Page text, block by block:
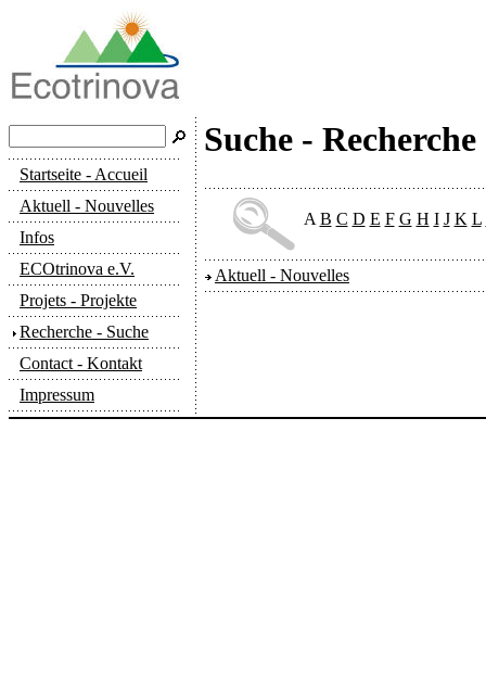
Startseite - Accueil
Aktuell - Nouvelles
Infos
ECOtrinova e.V.
Projets - Projekte
Recherche - Suche
Contact - Kontakt
Impressum
Suche - Recherche
A B C D E F G H I J K L
Aktuell - Nouvelles